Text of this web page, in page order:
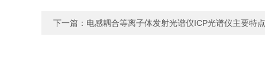
下一篇： 电感耦合等离子体发射光谱仪ICP光谱仪主要特